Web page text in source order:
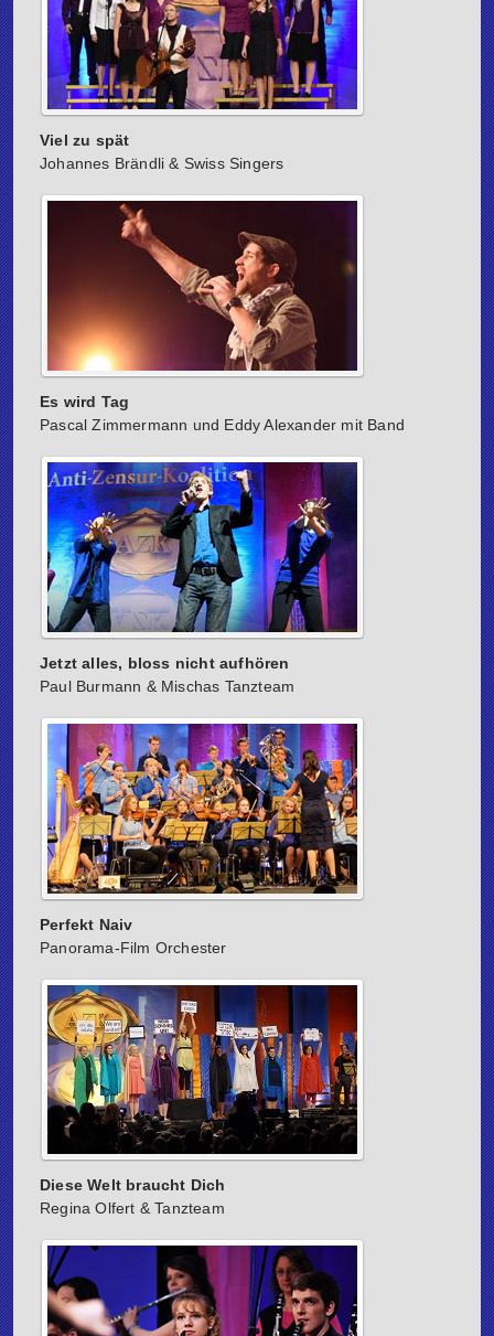
Viel zu spät
Johannes Brändli & Swiss Singers
Es wird Tag
Pascal Zimmermann und Eddy Alexander mit Band
Jetzt alles, bloss nicht aufhören
Paul Burmann & Mischas Tanzteam
Perfekt Naiv
Panorama-Film Orchester
Diese Welt braucht Dich
Regina Olfert & Tanzteam